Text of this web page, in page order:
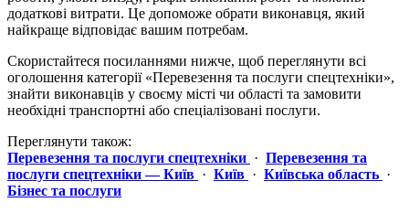
додаткові витрати. Це допоможе обрати виконавця, який
найкраще відповідає вашим потребам.
Скористайтеся посиланнями нижче, щоб переглянути всі
оголошення категорії «Перевезення та послуги спецтехніки»,
знайти виконавців у своєму місті чи області та замовити
необхідні транспортні або спеціалізовані послуги.
Переглянути також:
Перевезення та послуги спецтехніки · Перевезення та
послуги спецтехніки — Київ · Київ · Київська область ·
Бізнес та послуги